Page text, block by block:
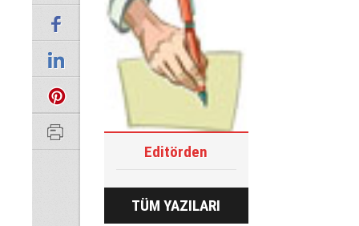
Editörden
TÜM YAZILARI